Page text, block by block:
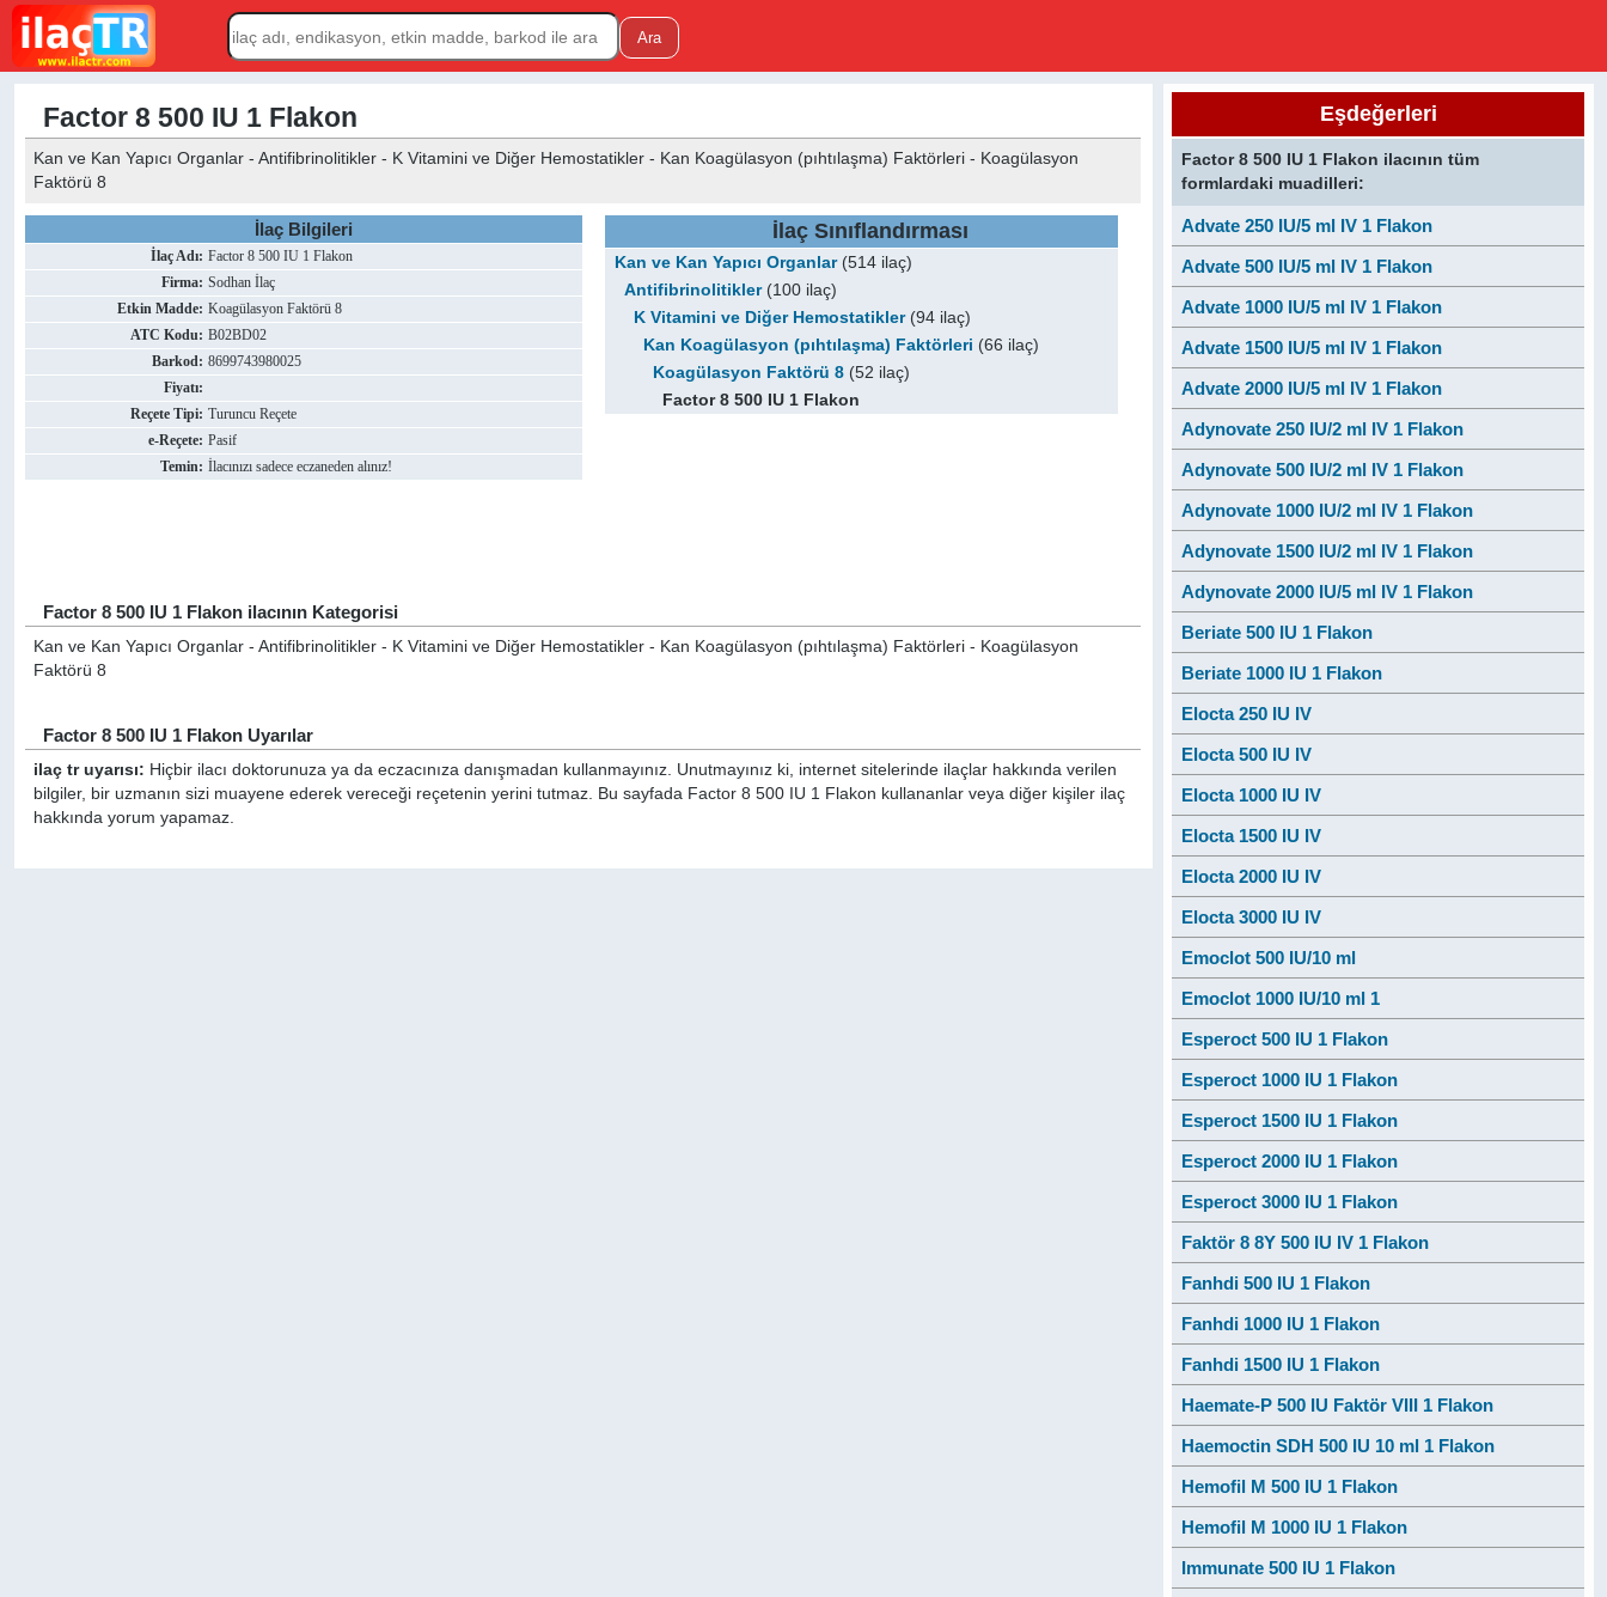
Factor 8 500 IU 1 Flakon
Kan ve Kan Yapıcı Organlar - Antifibrinolitikler - K Vitamini ve Diğer Hemostatikler - Kan Koagülasyon (pıhtılaşma) Faktörleri - Koagülasyon
Faktörü 8
İlaç Bilgileri
İlaç Adı: Factor 8 500 IU 1 Flakon
Firma: Sodhan İlaç
Etkin Madde: Koagülasyon Faktörü 8
ATC Kodu: B02BD02
Barkod: 8699743980025
Fiyatı:
Reçete Tipi: Turuncu Reçete
e-Reçete: Pasif
Temin: İlacınızı sadece eczaneden alınız!
İlaç Sınıflandırması
Kan ve Kan Yapıcı Organlar(514 ilaç)
Antifibrinolitikler(100 ilaç)
K Vitamini ve Diğer Hemostatikler(94 ilaç)
Kan Koagülasyon (pıhtılaşma) Faktörleri (66 ilaç)
Koagülasyon Faktörü 8 (52 ilaç)
Factor 8 500 IU 1 Flakon
Factor 8 500 IU 1 Flakon ilacının Kategorisi
Kan ve Kan Yapıcı Organlar - Antifibrinolitikler - K Vitamini ve Diğer Hemostatikler - Kan Koagülasyon (pıhtılaşma) Faktörleri - Koagülasyon
Faktörü 8
Factor 8 500 IU 1 Flakon Uyarılar
ilaç tr uyarısı: Hiçbir ilacı doktorunuza ya da eczacınıza danışmadan kullanmayınız. Unutmayınız ki, internet sitelerinde ilaçlar hakkında verilen
bilgiler, bir uzmanın sizi muayene ederek vereceği reçetenin yerini tutmaz. Bu sayfada Factor 8 500 IU 1 Flakon kullananlar veya diğer kişiler ilaç
hakkında yorum yapamaz.
Eşdeğerleri
Factor 8 500 IU 1 Flakon ilacının tüm
formlardaki muadilleri:
Advate 250 IU/5 ml IV 1 Flakon
Advate 500 IU/5 ml IV 1 Flakon
Advate 1000 IU/5 ml IV 1 Flakon
Advate 1500 IU/5 ml IV 1 Flakon
Advate 2000 IU/5 ml IV 1 Flakon
Adynovate 250 IU/2 ml IV 1 Flakon
Adynovate 500 IU/2 ml IV 1 Flakon
Adynovate 1000 IU/2 ml IV 1 Flakon
Adynovate 1500 IU/2 ml IV 1 Flakon
Adynovate 2000 IU/5 ml IV 1 Flakon
Beriate 500 IU 1 Flakon
Beriate 1000 IU 1 Flakon
Elocta 250 IU IV
Elocta 500 IU IV
Elocta 1000 IU IV
Elocta 1500 IU IV
Elocta 2000 IU IV
Elocta 3000 IU IV
Emoclot 500 IU/10 ml
Emoclot 1000 IU/10 ml 1
Esperoct 500 IU 1 Flakon
Esperoct 1000 IU 1 Flakon
Esperoct 1500 IU 1 Flakon
Esperoct 2000 IU 1 Flakon
Esperoct 3000 IU 1 Flakon
Faktör 8 8Y 500 IU IV 1 Flakon
Fanhdi 500 IU 1 Flakon
Fanhdi 1000 IU 1 Flakon
Fanhdi 1500 IU 1 Flakon
Haemate-P 500 IU Faktör VIII 1 Flakon
Haemoctin SDH 500 IU 10 ml 1 Flakon
Hemofil M 500 IU 1 Flakon
Hemofil M 1000 IU 1 Flakon
Immunate 500 IU 1 Flakon